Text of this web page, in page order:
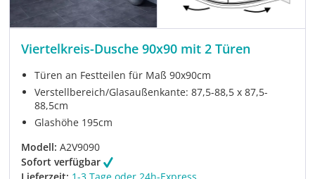
Viertelkreis-Dusche 90x90 mit 2 Türen
Türen an Festteilen für Maß 90x90cm
Verstellbereich/Glasaußenkante: 87,5-88,5 x 87,5-
88,5cm
Glashöhe 195cm
Modell: A2V9090
Sofort verfügbar